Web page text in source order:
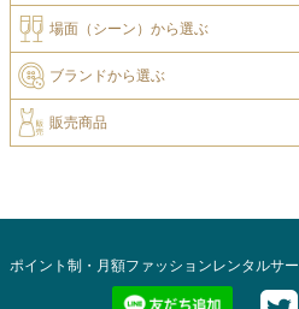
場面（シーン）から選ぶ
ブランドから選ぶ
販売商品
ポイント制・月額ファッションレンタルサ